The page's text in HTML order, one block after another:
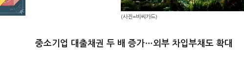
(사진=비씨카드)
중소기업 대출채권 두 배 증가…외부 차입부채도 확대